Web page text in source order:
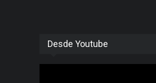
Desde Youtube